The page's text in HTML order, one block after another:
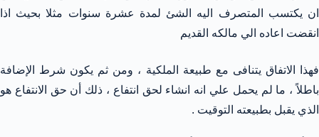
ان يكتسب المتصرف اليه الشئ لمدة عشرة سنوات مثلا بحيث اذا
انقضت اعاده الي مالكه القديم
فهذا الاتفاق يتنافى مع طبيعة الملكية ، ومن ثم يكون شرط الإضافة
باطلاً ، ما لم يحمل علي انه انشاء لحق انتفاع ، ذلك أن حق الانتفاع هو
الذي يقبل بطبيعته التوقيت .